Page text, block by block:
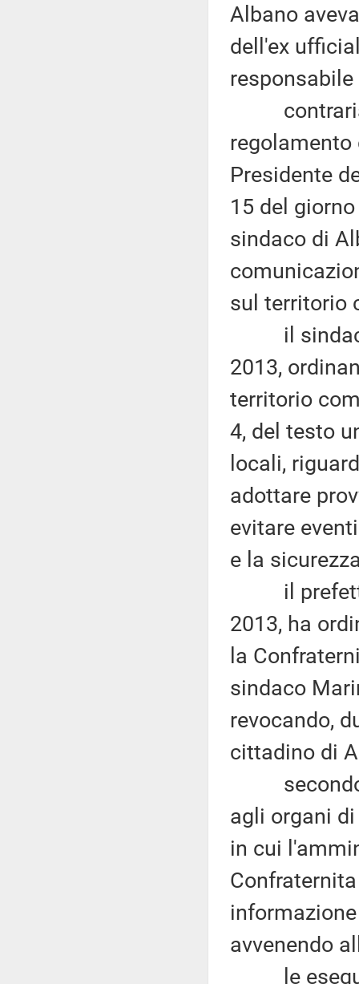
Albano
dell'ex
Presidente
15 del
sindaco di
sul territorio
il sindaco
2013,
territorio
4, del testo
locali,
adottare
evitare
e la
il prefetto
2013, ha
la
sindaco
revocando,
cittadino di
secondo
agli organi
in cui
avvenendo
le esequie